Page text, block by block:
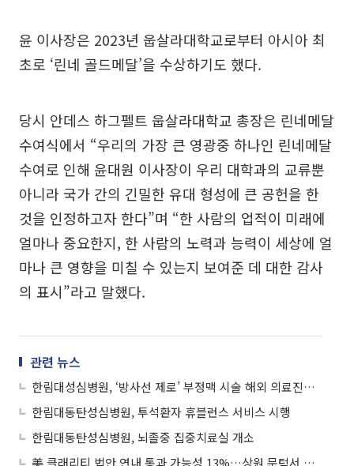
윤 이사장은 2023년 웁살라대학교로부터 아시아 최
초로 ‘린네 골드메달’을 수상하기도 했다.
당시 안데스 하그펠트 웁살라대학교 총장은 린네메달
수여식에서 “우리의 가장 큰 영광중 하나인 린네메달
수여로 인해 윤대원 이사장이 우리 대학과의 교류뿐
아니라 국가 간의 긴밀한 유대 형성에 큰 공헌을 한
것을 인정하고자 한다”며 “한 사람의 업적이 미래에
얼마나 중요한지, 한 사람의 노력과 능력이 세상에 얼
마나 큰 영향을 미칠 수 있는지 보여준 데 대한 감사
의 표시”라고 말했다.
관련 뉴스
한림대성심병원, ‘방사선 제로’ 부정맥 시술 해외 의료진에 전수
한림대동탄성심병원, 투석환자 휴블런스 서비스 시행
한림대동탄성심병원, 뇌졸중 집중치료실 개소
美 클래리티 법안 연내 통과 가능성 13%…상원 문턱서 제동